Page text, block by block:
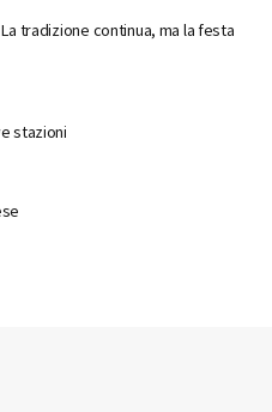
La tradizione continua, ma la festa
stazioni